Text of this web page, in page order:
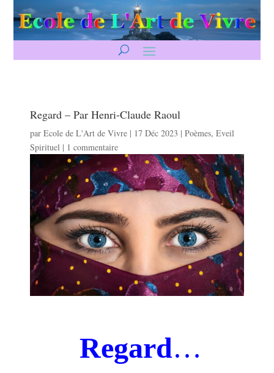
Regard – Par Henri-Claude Raoul
parEcole de L'Art de Vivre | 17 Déc 2023 |Poèmes,Eveil
Spirituel | 1 commentaire
Regard…